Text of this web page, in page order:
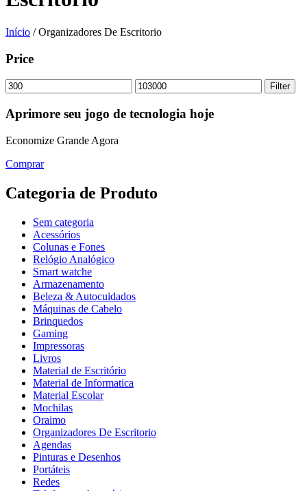
Início / Organizadores De Escritorio
Price
Filter
Aprimore seu jogo de tecnologia hoje
Economize Grande Agora
Comprar
Categoria de Produto
Sem categoria
Acessórios
Colunas e Fones
Relógio Analógico
Smart watche
Armazenamento
Beleza & Autocuidados
Máquinas de Cabelo
Brinquedos
Gaming
Impressoras
Livros
Material de Escritório
Material de Informatica
Material Escolar
Mochilas
Oraimo
Organizadores De Escritorio
Agendas
Pinturas e Desenhos
Portáteis
Redes